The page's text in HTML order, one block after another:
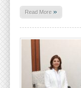
Read More »